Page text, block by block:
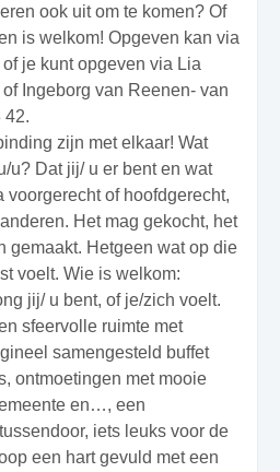
ook uit om te komen? Of
is welkom! Opgeven kan via
je kunt opgeven via Lia
Ingeborg van Reenen- van
42.
zijn met elkaar! Wat
u? Dat jij/ u er bent en wat
voorgerecht of hoofdgerecht,
Het mag gekocht, het
gemaakt. Hetgeen wat op die
voelt. Wie is welkom:
jij/ u bent, of je/zich voelt.
sfeervolle ruimte met
samengesteld buffet
ontmoetingen met mooie
en…, een
iets leuks voor de
een hart gevuld met een